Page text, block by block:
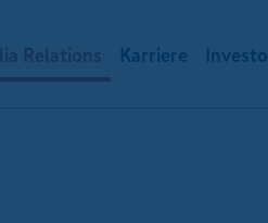
Relations Karriere